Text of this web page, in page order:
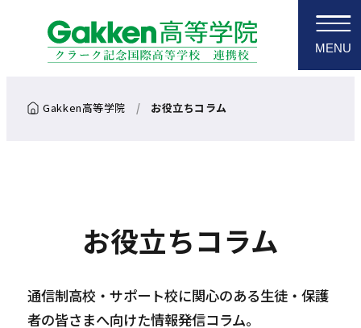
MENU
お役立ちコラム
お役立ちコラム
通信制高校・サポート校に関心のある生徒・保護
者の皆さまへ向けた情報発信コラム。